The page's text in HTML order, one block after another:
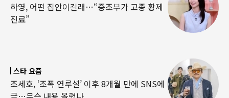
하영, 어떤 집안이길래…“증조부가 고종 황제
진료”
스타 요즘
조세호, ‘조폭 연루설’ 이후 8개월 만에 SNS에